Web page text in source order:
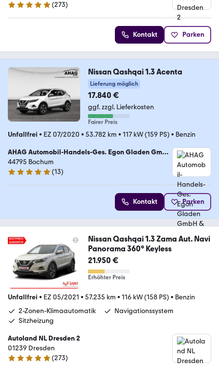
4.9 Sterne
(273)
Kontakt Parken
Nissan Qashqai 1.3 Acenta
Lieferung möglich
17.840 €
ggf. zzgl. Lieferkosten
Fairer Preis
Unfallfrei • EZ 07/2020 • 53.782 km • 117 kW (159 PS) • Benzin
AHAG Automobil-Handels-Ges. Egon Gladen GmbH
& Co. KG
44795 Bochum
4.9 Sterne
(13)
Kontakt Parken
Nissan Qashqai 1.3 Zama Aut. Navi
Panorama 360° Keyless
21.950 €
Erhöhter Preis
Unfallfrei • EZ 05/2021 • 57.235 km • 116 kW (158 PS) • Benzin
2-Zonen-Klimaautomatik
Navigationssystem
Sitzheizung
Autoland NL Dresden 2
01239 Dresden
4.9 Sterne
(273)